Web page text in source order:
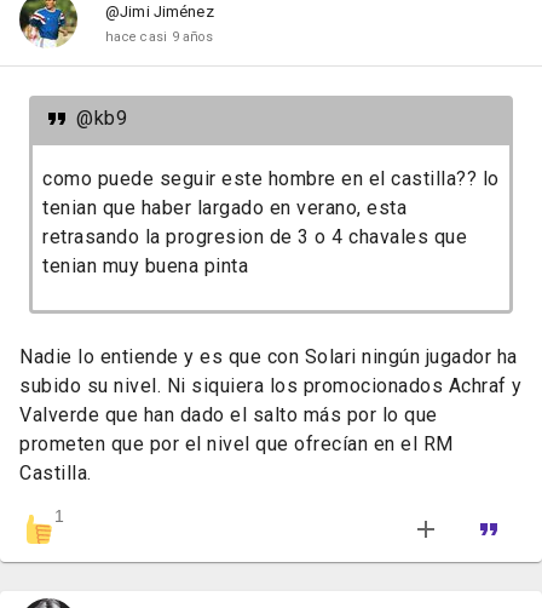
@Jimi Jiménez
hace casi 9 años
@kb9
como puede seguir este hombre en el castilla?? lo
tenian que haber largado en verano, esta
retrasando la progresion de 3 o 4 chavales que
tenian muy buena pinta
Nadie lo entiende y es que con Solari ningún jugador ha
subido su nivel. Ni siquiera los promocionados Achraf y
Valverde que han dado el salto más por lo que
prometen que por el nivel que ofrecían en el RM
Castilla.
1